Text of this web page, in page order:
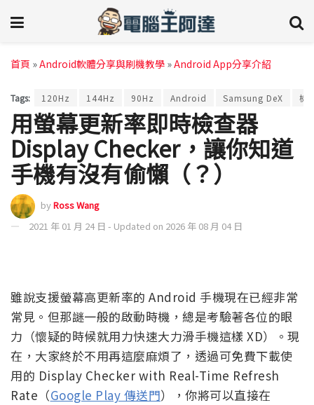
首頁 »Android軟體分享與刷機教學 »Android App分享介紹
Tags: 120Hz 144Hz 90Hz Android Samsung DeX 檢
用螢幕更新率即時檢查器
Display Checker，讓你知道
手機有沒有偷懶（？）
byRoss Wang
2021 年 01 月 24 日 - Updated on 2026 年 08 月 04 日
雖說支援螢幕高更新率的 Android 手機現在已經非常
常見。但那謎一般的啟動時機，總是考驗著各位的眼
力（懷疑的時候就用力快速大力滑手機這樣 XD）。現
在，大家終於不用再這麼麻煩了，透過可免費下載使
用的 Display Checker with Real-Time Refresh
Rate（Google Play 傳送門），你將可以直接在